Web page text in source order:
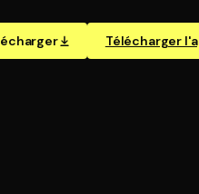
Télécharger